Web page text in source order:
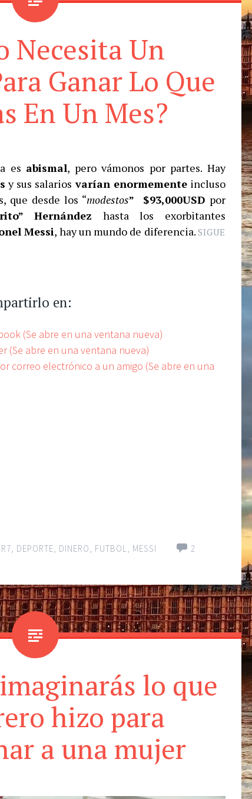
Necesita Un
Ganar Lo Que
En Un Mes?
es abismal, pero vámonos por partes. Hay
y sus salariosvarían enormementeincluso
que desde los “modestos” $93,000USD por
Hernández hasta los exorbitantes
Messi, hay un mundo de diferencia. SIGUE
en:
(Se abre en una ventana nueva)
(Se abre en una ventana nueva)
correo electrónico a un amigo (Se abre en una
, DEPORTE, DINERO, FUTBOL, MESSI
2
lo que
hizo para
a una mujer